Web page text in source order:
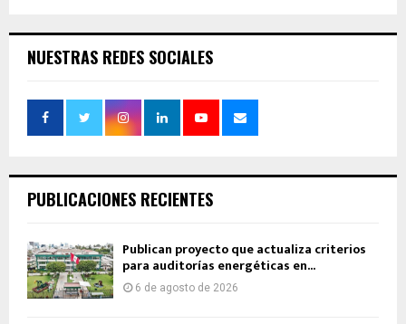
NUESTRAS REDES SOCIALES
PUBLICACIONES RECIENTES
Publican proyecto que actualiza criterios
para auditorías energéticas en...
6 de agosto de 2026